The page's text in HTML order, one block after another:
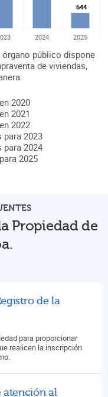
644
644
2024 2025
público dispone
de viviendas,
2020
2021
2022
para 2023
para 2024
2025
Propiedad de
de la
para proporcionar
realicen la inscripción
atención al